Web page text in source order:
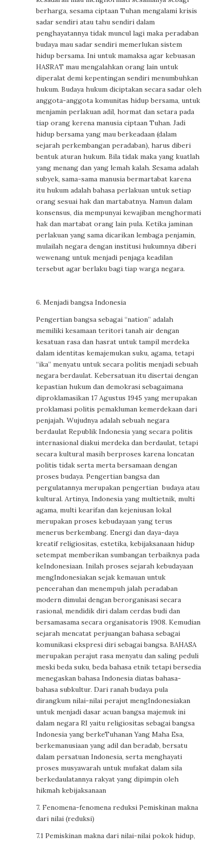
berharga, sesama ciptaan Tuhan mengalami krisis
sadar sendiri atau tahu sendiri dalam
penghayatannya tidak muncul lagi maka peradaban
budaya mau sadar sendiri memerlukan sistem
hidup bersama. Ini untuk mamaksa agar kebuasan
HASRAT mau mengalahkan orang lain untuk
diperalat demi kepentingan sendiri menumbuhkan
hukum. Budaya hukum diciptakan secara sadar oleh
anggota-anggota komunitas hidup bersama, untuk
menjamin perlakuan adil, hormat dan setara pada
tiap orang kerena manusia ciptaan Tuhan. Jadi
hidup bersama yang mau berkeadaan (dalam
sejarah perkembangan peradaban), harus diberi
bentuk aturan hukum. Bila tidak maka yang kuatlah
yang menang dan yang lemah kalah. Sesama adalah
subyek, sama-sama manusia bermartabat karena
itu hukum adalah bahasa perlakuan untuk setiap
orang sesuai hak dan martabatnya. Namun dalam
konsensus, dia mempunyai kewajiban menghormati
hak dan martabat orang lain pula. Ketika jaminan
perlakuan yang sama dicarikan lembaga penjamin,
mulailah negara dengan institusi hukumnya diberi
wewenang untuk menjadi penjaga keadilan
tersebut agar berlaku bagi tiap warga negara.
6. Menjadi bangsa Indonesia
Pengertian bangsa sebagai “nation” adalah
memiliki kesamaan teritori tanah air dengan
kesatuan rasa dan hasrat untuk tampil merdeka
dalam identitas kemajemukan suku, agama, tetapi
“ika” menyatu untuk secara politis menjadi sebuah
negara berdaulat. Kebersatuan itu disertai dengan
kepastian hukum dan demokrasi sebagaimana
diproklamasikan 17 Agustus 1945 yang merupakan
proklamasi politis pemakluman kemerdekaan dari
penjajah. Wujudnya adalah sebuah negara
berdaulat Republik Indonesia yang secara politis
internasional diakui merdeka dan berdaulat, tetapi
secara kultural masih berproses karena loncatan
politis tidak serta merta bersamaan dengan
proses budaya. Pengertian bangsa dan
pergulatannya merupakan pengertian budaya atau
kultural. Artinya, Indonesia yang multietnik, multi
agama, multi kearifan dan kejeniusan lokal
merupakan proses kebudayaan yang terus
menerus berkembang. Energi dan daya-daya
kreatif religiositas, estetika, kebijaksanaan hidup
setempat memberikan sumbangan terbaiknya pada
keIndonesiaan. Inilah proses sejarah kebudayaan
mengIndonesiakan sejak kemauan untuk
pencerahan dan menempuh jalah peradaban
modern dimulai dengan berorganisasi secara
rasional, mendidik diri dalam cerdas budi dan
bersamasama secara organisatoris 1908. Kemudian
sejarah mencatat perjuangan bahasa sebagai
komunikasi ekspresi diri sebagai bangsa. BAHASA
merupakan perajut rasa menyatu dan saling peduli
meski beda suku, beda bahasa etnik tetapi bersedia
menegaskan bahasa Indonesia diatas bahasa-
bahasa subkultur. Dari ranah budaya pula
dirangkum nilai-nilai perajut mengIndonesiakan
untuk menjadi dasar acuan bangsa majemuk ini
dalam negara RI yaitu religiositas sebagai bangsa
Indonesia yang berkeTuhanan Yang Maha Esa,
berkemanusiaan yang adil dan beradab, bersatu
dalam persatuan Indonesia, serta menghayati
proses musyawarah untuk mufakat dalam sila
berkedaulatannya rakyat yang dipimpin oleh
hikmah kebijaksanaan
7. Fenomena-fenomena reduksi Pemiskinan makna
dari nilai (reduksi)
7.1 Pemiskinan makna dari nilai-nilai pokok hidup,